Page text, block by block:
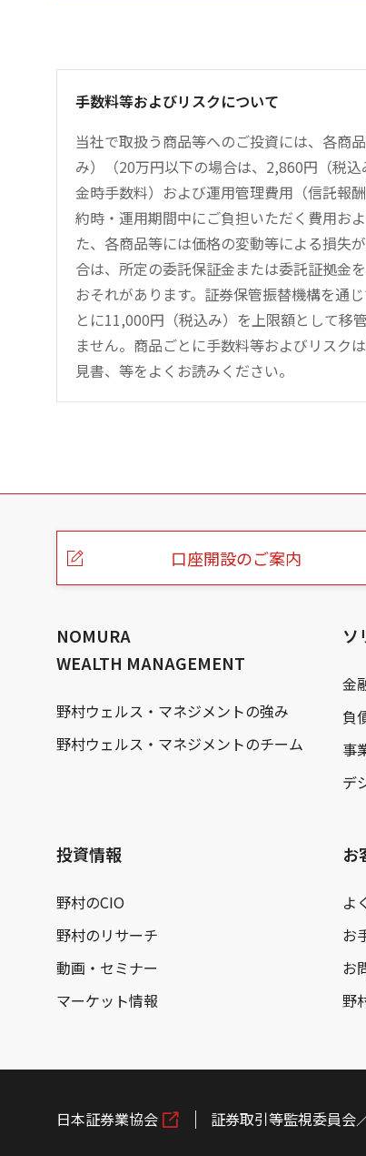
手数料等およびリスクについて
当社で取扱う商品等へのご投資には、各商
み）（20万円以下の場合は、2,860円（税
金時手数料）および運用管理費用（信託報
約時・運用期間中にご負担いただく費用お
た、各商品等には価格の変動等による損失
合は、所定の委託保証金または委託証拠金
おそれがあります。証券保管振替機構を通
とに11,000円（税込み）を上限額として移
ません。商品ごとに手数料等およびリスク
見書、等をよくお読みください。
こ
口座開設のご案内
NOMURA
WEALTH MANAGEMENT
野村ウェルス・マネジメントの強み
野村ウェルス・マネジメントのチーム
ソ
金
負
事
デ
投資情報
野村のCIO
野村のリサーチ
動画・セミナー
マーケット情報
お
よ
お
お
野
日本証券業協会 証券取引等監視委員会